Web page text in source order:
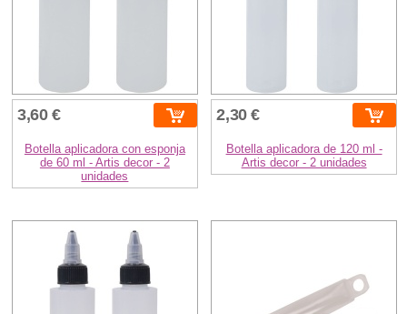
3,60 €
Botella aplicadora con esponja
de 60 ml - Artis decor - 2
unidades
2,30 €
Botella aplicadora de 120 ml -
Artis decor - 2 unidades